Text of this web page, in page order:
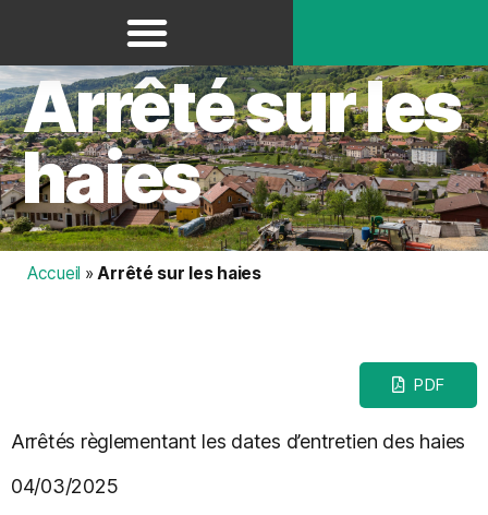
Arrêté sur les
haies
Accueil »Arrêté sur les haies
PDF
Arrêtés règlementant les dates d’entretien des haies
04/03/2025